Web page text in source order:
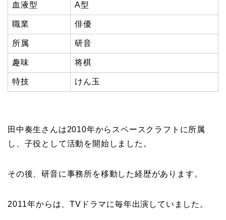
血液型 A型
職業 俳優
所属 研音
趣味 将棋
特技 けん玉
田中奏生さんは2010年からスペースクラフトに所属
し、子役として活動を開始しました。
その後、研音に事務所を移動した経歴があります。
2011年からは、TVドラマに毎年出演していました。